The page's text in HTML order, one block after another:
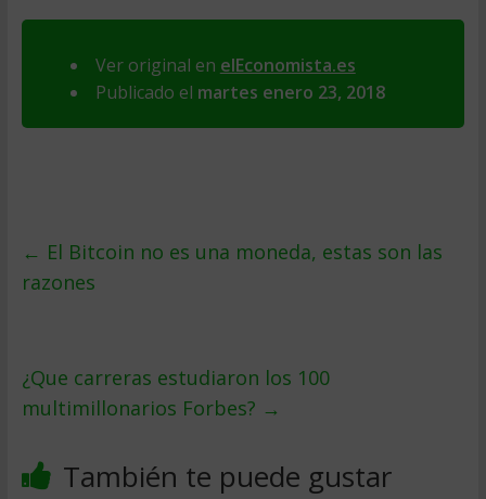
Ver original en elEconomista.es
Publicado el martes enero 23, 2018
← El Bitcoin no es una moneda, estas son las
razones
¿Que carreras estudiaron los 100
multimillonarios Forbes? →
También te puede gustar